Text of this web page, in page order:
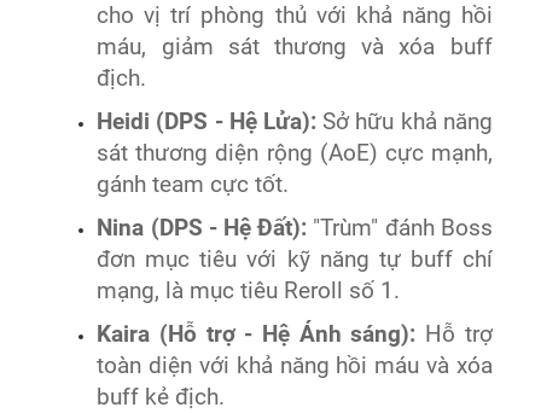
cho vị trí phòng thủ với khả năng hồi
máu, giảm sát thương và xóa buff
địch.
Heidi (DPS - Hệ Lửa): Sở hữu khả năng
sát thương diện rộng (AoE) cực mạnh,
gánh team cực tốt.
Nina (DPS - Hệ Đất): "Trùm" đánh Boss
đơn mục tiêu với kỹ năng tự buff chí
mạng, là mục tiêu Reroll số 1.
Kaira (Hỗ trợ - Hệ Ánh sáng): Hỗ trợ
toàn diện với khả năng hồi máu và xóa
buff kẻ địch.